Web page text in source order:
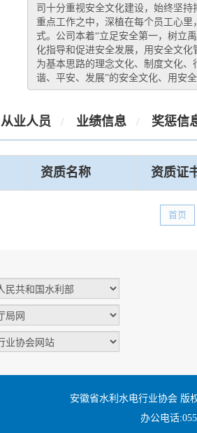
司十分重视安全文化建设，始终坚
重点工作之中，深植在每个员工心
式。公司本着“立足安全第一，树立
化指导和促进安全发展，用安全文
为基本思路的理念文化、制度文化
谐、平安、发展”的安全文化、用安
从业人员 / 业绩信息 / 奖惩信
资质名称 资质证
首页
安徽省水利水电行业协会 版
办公电话